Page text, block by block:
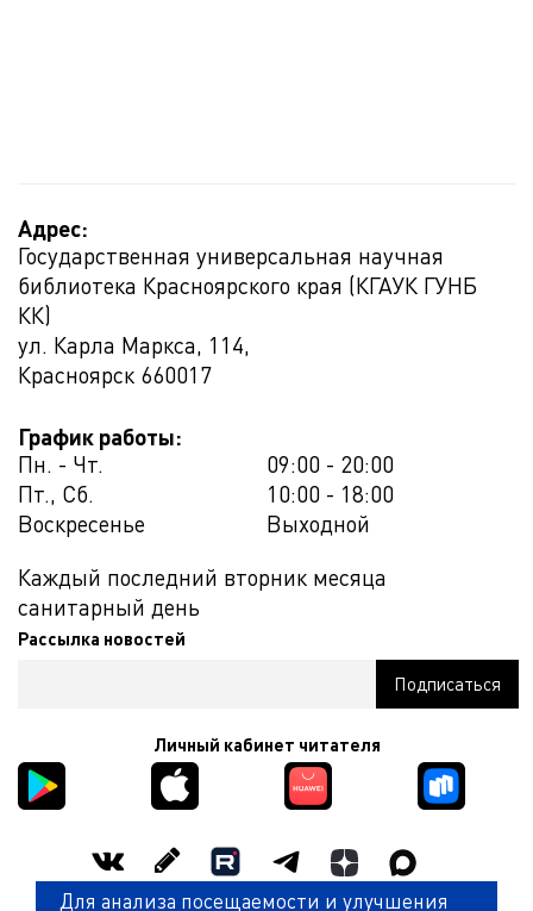
Адрес:
Государственная универсальная научная
библиотека Красноярского края (КГАУК ГУНБ
КК)
ул. Карла Маркса, 114,
Красноярск 660017
График работы:
Пн. - Чт.
09:00 - 20:00
Пт., Сб.
10:00 - 18:00
Воскресенье
Выходной
Каждый последний вторник месяца
санитарный день
Рассылка новостей
Личный кабинет читателя
Для анализа посещаемости и улучшения